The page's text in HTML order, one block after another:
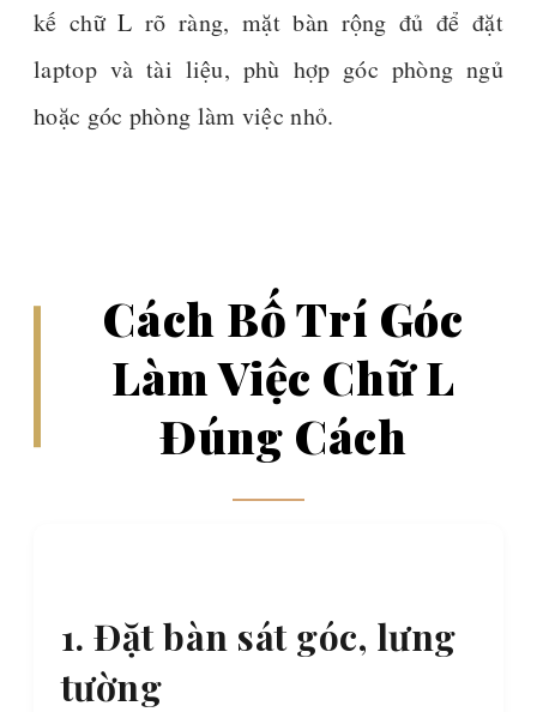
kế chữ L rõ ràng, mặt bàn rộng đủ để đặt
laptop và tài liệu, phù hợp góc phòng ngủ
hoặc góc phòng làm việc nhỏ.
Cách Bố Trí Góc
Làm Việc Chữ L
Đúng Cách
1. Đặt bàn sát góc, lưng
tường